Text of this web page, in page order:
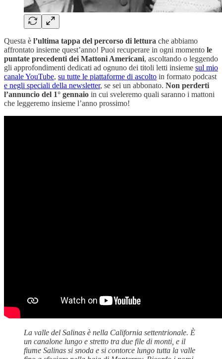
Questa è l’ultima tappa del percorso di lettura che abbiamo
affrontato insieme quest’anno! Puoi recuperare in ogni momento le
puntate precedenti dei Mattoni Americani, ascoltando o leggendo
gli approfondimenti dedicati ad ognuno dei titoli letti insieme sul mio
canale YouTube, su tutte le piattaforme di ascolto in formato podcast
e negli speciali della newsletter, se sei un abbonato. Non perderti
l’annuncio del 1° gennaio in cui sveleremo quali saranno i mattoni
che leggeremo insieme l’anno prossimo!
La valle del Salinas è nella California settentrionale. È
un canalone lungo e stretto tra due file di monti, e il
fiume Salinas si snoda e si contorce lungo tutta la valle